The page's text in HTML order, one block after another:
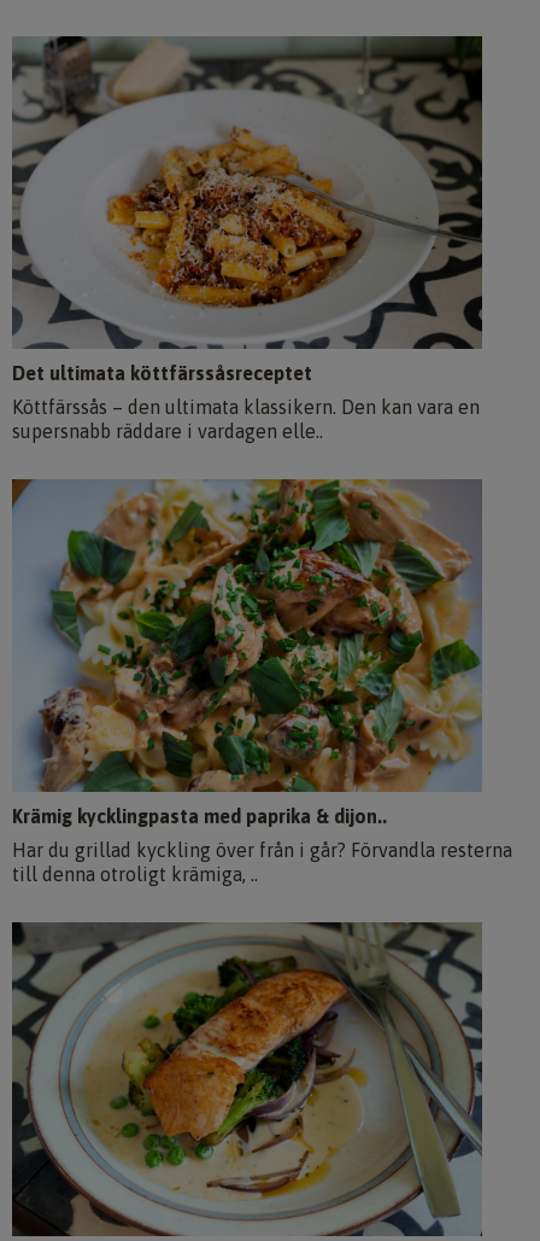
Det ultimata köttfärssåsreceptet
Köttfärssås – den ultimata klassikern. Den kan vara en
supersnabb räddare i vardagen elle..
Krämig kycklingpasta med paprika & dijon..
Har du grillad kyckling över från i går? Förvandla resterna
till denna otroligt krämiga, ..